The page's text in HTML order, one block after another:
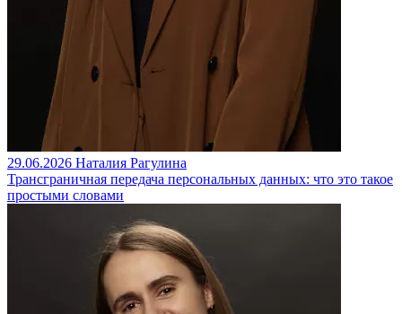
29.06.2026 Наталия Рагулина
Трансграничная передача персональных данных: что это такое
простыми словами